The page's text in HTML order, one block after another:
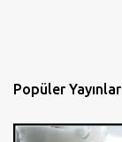
Popüler Yayınlar